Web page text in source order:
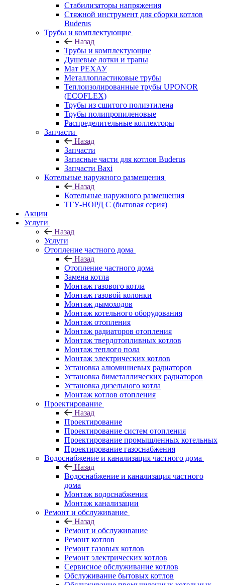
Стабилизаторы напряжения
Стяжной инструмент для сборки котлов
Buderus
Трубы и комплектующие
Назад
Трубы и комплектующие
Душевые лотки и трапы
Мат РЕХАУ
Металлопластиковые трубы
Теплоизолированные трубы UPONOR
(ECOFLEX)
Трубы из сшитого полиэтилена
Трубы полипропиленовые
Распределительные коллекторы
Запчасти
Назад
Запчасти
Запасные части для котлов Buderus
Запчасти Baxi
Котельные наружного размещения
Назад
Котельные наружного размещения
ТГУ-НОРД С (бытовая серия)
Акции
Услуги
Назад
Услуги
Отопление частного дома
Назад
Отопление частного дома
Замена котла
Монтаж газового котла
Монтаж газовой колонки
Монтаж дымоходов
Монтаж котельного оборудования
Монтаж отопления
Монтаж радиаторов отопления
Монтаж твердотопливных котлов
Монтаж теплого пола
Монтаж электрических котлов
Установка алюминиевых радиаторов
Установка биметаллических радиаторов
Установка дизельного котла
Монтаж котлов отопления
Проектирование
Назад
Проектирование
Проектирование систем отопления
Проектирование промышленных котельных
Проектирование газоснабжения
Водоснабжение и канализация частного дома
Назад
Водоснабжение и канализация частного
дома
Монтаж водоснабжения
Монтаж канализации
Ремонт и обслуживание
Назад
Ремонт и обслуживание
Ремонт котлов
Ремонт газовых котлов
Ремонт электрических котлов
Сервисное обслуживание котлов
Обслуживание бытовых котлов